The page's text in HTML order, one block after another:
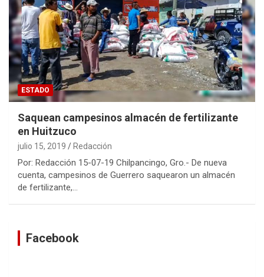
ESTADO
Saquean campesinos almacén de fertilizante
en Huitzuco
julio 15, 2019 Redacción
Por: Redacción 15-07-19 Chilpancingo, Gro.- De nueva
cuenta, campesinos de Guerrero saquearon un almacén
de fertilizante,…
Facebook